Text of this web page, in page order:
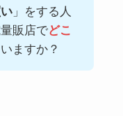
」をする人
販店でどこ
ますか？